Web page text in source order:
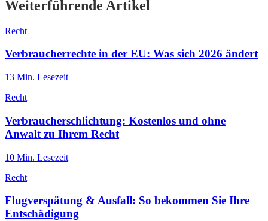
Weiterführende Artikel
Recht
Verbraucherrechte in der EU: Was sich 2026 ändert
13 Min. Lesezeit
Recht
Verbraucherschlichtung: Kostenlos und ohne
Anwalt zu Ihrem Recht
10 Min. Lesezeit
Recht
Flugverspätung & Ausfall: So bekommen Sie Ihre
Entschädigung